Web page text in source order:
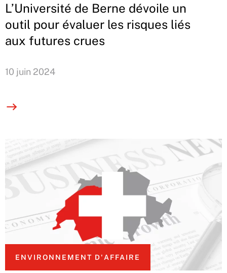
L’Université de Berne dévoile un
outil pour évaluer les risques liés
aux futures crues
10 juin 2024
ENVIRONNEMENT D'AFFAIRE